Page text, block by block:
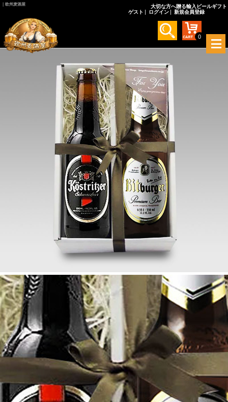
｜欧州麦酒屋
大切な方へ贈る輸入ビールギフト
ゲスト
ログイン 新規会員登録
0
メ
ニ